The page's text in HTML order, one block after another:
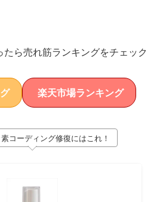
たら売れ筋ランキングをチェック
楽天市場ランキング
コーディング修復にはこれ！